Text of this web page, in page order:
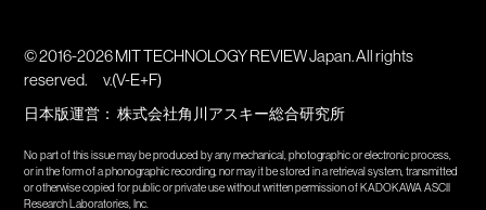
© 2016-2026 MIT TECHNOLOGY REVIEW Japan. All rights
reserved.
v.(V-E+F)
日本版運営：株式会社角川アスキー総合研究所
No part of this issue may be produced by any mechanical, photographic or electronic process,
or in the form of a phonographic recording, nor may it be stored in a retrieval system, transmitted
or otherwise copied for public or private use without written permission of KADOKAWA ASCII
Research Laboratories, Inc.